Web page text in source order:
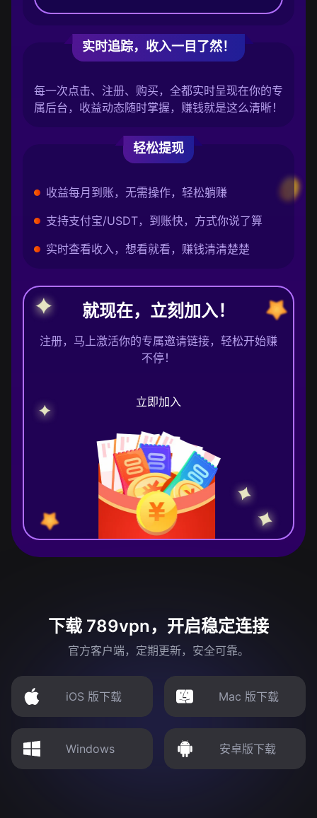
实时追踪，收入一目了然！
每一次点击、注册、购买，全都实时呈现在你的专
属后台，收益动态随时掌握，赚钱就是这么清晰！
轻松提现
收益每月到账，无需操作，轻松躺赚
支持支付宝/USDT，到账快，方式你说了算
实时查看收入，想看就看，赚钱清清楚楚
就现在，立刻加入！
注册，马上激活你的专属邀请链接，轻松开始赚
不停！
立即加入
下载 789vpn，开启稳定连接
官方客户端，定期更新，安全可靠。
iOS 版下载 Mac 版下载
Windows 安卓版下载